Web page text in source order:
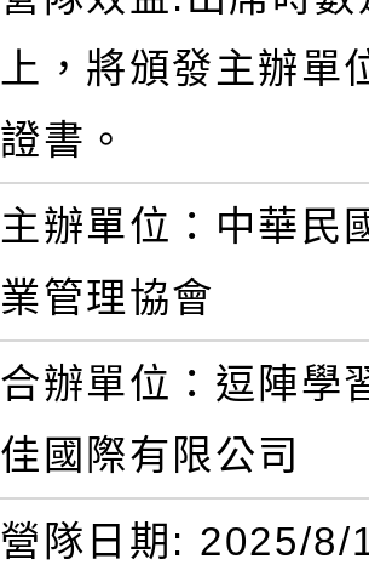
上，將頒發主辦單
證書。
主辦單位：中華民
業管理協會
合辦單位：逗陣學
佳國際有限公司
營隊日期: 2025/8/